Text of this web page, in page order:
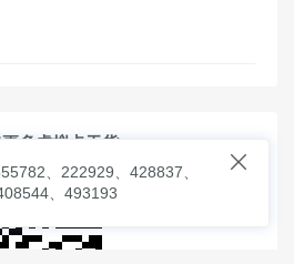
多虚拟卡干货

、222929、428837、
、493193